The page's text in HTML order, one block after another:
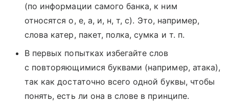
(по информации самого банка, к ним
относятся о, е, а, и, н, т, с). Это, например,
слова катер, пакет, полка, сумка и т. п.
В первых попытках избегайте слов
с повторяющимися буквами (например, атака),
так как достаточно всего одной буквы, чтобы
понять, есть ли она в слове в принципе.